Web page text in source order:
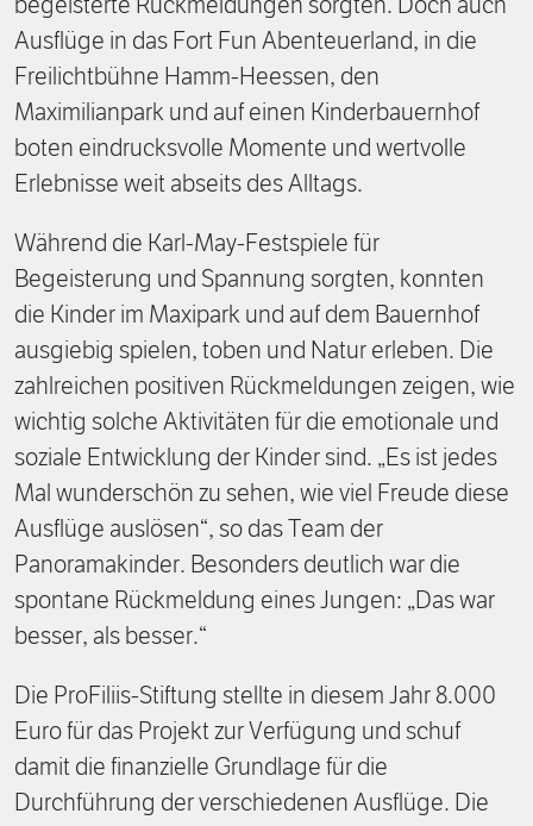
begeisterte Rückmeldungen sorgten. Doch auch
Ausflüge in das Fort Fun Abenteuerland, in die
Freilichtbühne Hamm-Heessen, den
Maximilianpark und auf einen Kinderbauernhof
boten eindrucksvolle Momente und wertvolle
Erlebnisse weit abseits des Alltags.
Während die Karl-May-Festspiele für
Begeisterung und Spannung sorgten, konnten
die Kinder im Maxipark und auf dem Bauernhof
ausgiebig spielen, toben und Natur erleben. Die
zahlreichen positiven Rückmeldungen zeigen, wie
wichtig solche Aktivitäten für die emotionale und
soziale Entwicklung der Kinder sind. „Es ist jedes
Mal wunderschön zu sehen, wie viel Freude diese
Ausflüge auslösen“, so das Team der
Panoramakinder. Besonders deutlich war die
spontane Rückmeldung eines Jungen: „Das war
besser, als besser.“
Die ProFiliis-Stiftung stellte in diesem Jahr 8.000
Euro für das Projekt zur Verfügung und schuf
damit die finanzielle Grundlage für die
Durchführung der verschiedenen Ausflüge. Die